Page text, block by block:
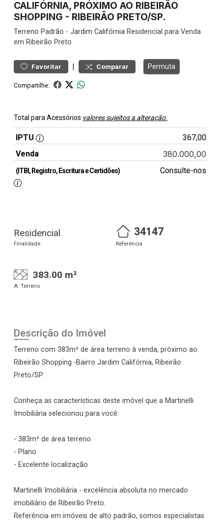
CALIFÓRNIA, PRÓXIMO AO RIBEIRÃO
SHOPPING - RIBEIRÃO PRETO/SP.
Terreno Padrão - Jardim Califórnia Residencial para Venda
em Ribeirão Preto
Favoritar | Comparar Permuta
Compartilhe:
Total para Acessórios valores sujeitos a alteração.
IPTU
367,00
Venda
380.000,00
(ITBI, Registro, Escritura e Certidões) Consulte-nos
Residencial
Finalidade
34147
Referência
383.00 m²
A. Terreno
Descrição do Imóvel
Terreno com 383m² de área terreno à venda, próximo ao
Ribeirão Shopping -Bairro Jardim Califórnia, Ribeirão
Preto/SP.
Conheça as características deste imóvel que a Martinelli
Imobiliária selecionou para você:
- 383m² de área terreno
- Plano
- Excelente localização
Martinelli Imobiliária - excelência absoluta no mercado
imobiliário de Ribeirão Preto.
Referência em imóveis de alto padrão, somos especialistas